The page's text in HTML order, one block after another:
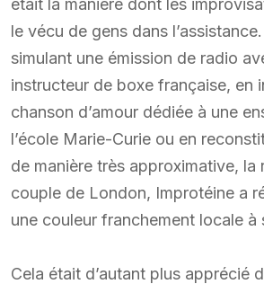
le vécu de gens dans
simulant une émission de radio
instructeur de boxe française, en
chanson d’amour dédiée à une
l’école Marie-Curie ou en
de manière très approximative, la
couple de London, Improtéine a
une couleur franchement locale à
Cela était d’autant plus apprécié